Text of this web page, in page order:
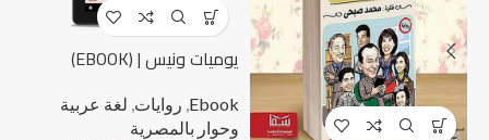
يوميات ونيس | (EBOOK)
Ebook
, روايات, لغة عربية
وحوار بالمصرية